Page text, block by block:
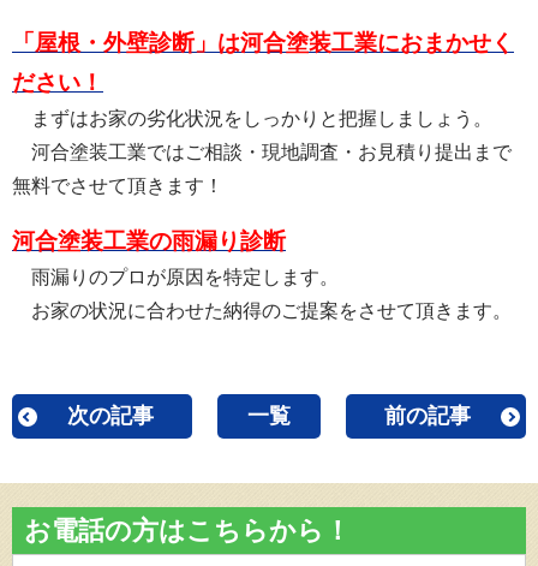
「屋根・外壁診断」は河合塗装工業におまかせく
ださい！
まずはお家の劣化状況をしっかりと把握しましょう。
河合塗装工業ではご相談・現地調査・お見積り提出まで
無料でさせて頂きます！
河合塗装工業の雨漏り診断
雨漏りのプロが原因を特定します。
お家の状況に合わせた納得のご提案をさせて頂きます。
次の記事 一覧 前の記事
お電話の方はこちらから！